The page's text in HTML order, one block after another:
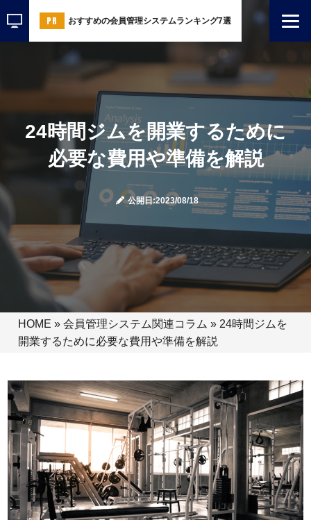
おすすめの会員管理システムランキング7選
24時間ジムを開業するために
必要な費用や準備を解説
公開日:2023/08/18
HOME »会員管理システム関連コラム » 24時間ジムを
開業するために必要な費用や準備を解説